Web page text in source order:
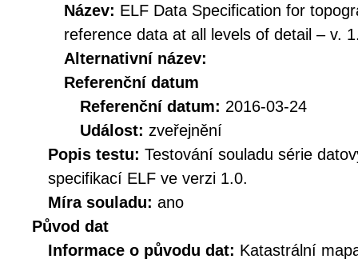
Název: ELF Data Specification for
reference data at all levels of detail – v.
Alternativní název:
Referenční datum
Referenční datum: 2016-03-24
Událost: zveřejnění
Popis testu: Testování souladu série
specifikací ELF ve verzi 1.0.
Míra souladu: ano
Původ dat
Informace o původu dat: Katastrální